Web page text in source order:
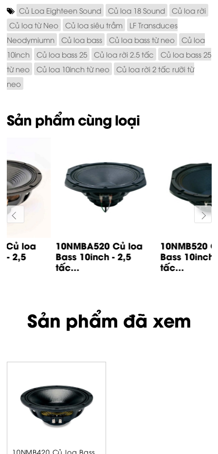
Củ Loa Eighteen Sound Củ loa 18 Sound
Củ loa rời
Củ loa từ Neo
Củ loa siêu trầm
LF Transduces
Neodymiumn
Củ loa bass Củ loa bass từ neo
Củ loa
10inch
Củ loa bass 25 Củ loa rời 2.5 tấc
Củ loa bass 25
từ neo
Củ loa 10inch từ neo
Củ loa rời 2 tấc rưỡi từ
neo
Sản phẩm cùng loại
10NMBA520 Củ loa
Bass 10inch - 2,5
10NMB520 Củ loa
Bass 10inch - 2,5
Sản phẩm đã xem
10NMB420 Củ loa Bass